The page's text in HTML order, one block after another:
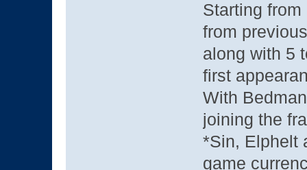
Starting
from
along with 5
first
With
joining the
*Sin, Elphelt
game